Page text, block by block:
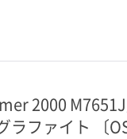
2000
ファイト 〔